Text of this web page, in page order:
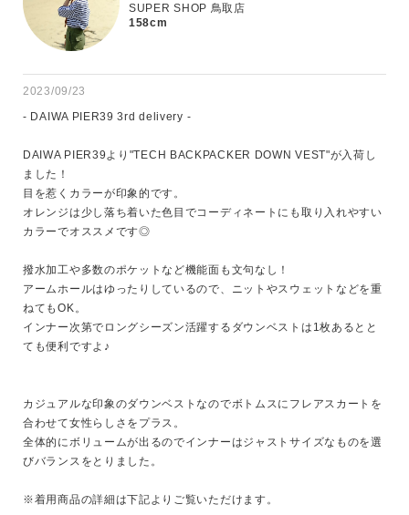
性別
MENS LADIES
SUPER SHOP 鳥取店
158cm
2023/09/23
- DAIWA PIER39 3rd delivery -
DAIWA PIER39より"TECH BACKPACKER DOWN VEST"が入荷し
ました！
目を惹くカラーが印象的です。
オレンジは少し落ち着いた色目でコーディネートにも取り入れやすい
カラーでオススメです◎
撥水加工や多数のポケットなど機能面も文句なし！
アームホールはゆったりしているので、ニットやスウェットなどを重
ねてもOK。
インナー次第でロングシーズン活躍するダウンベストは1枚あるとと
ても便利ですよ♪
カジュアルな印象のダウンベストなのでボトムスにフレアスカートを
合わせて女性らしさをプラス。
全体的にボリュームが出るのでインナーはジャストサイズなものを選
びバランスをとりました。
※着用商品の詳細は下記よりご覧いただけます。